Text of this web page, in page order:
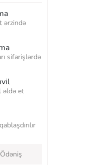
ərzində
sifarişlərdə
əldə et